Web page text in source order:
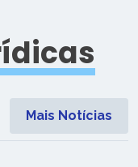
Mais Notícias